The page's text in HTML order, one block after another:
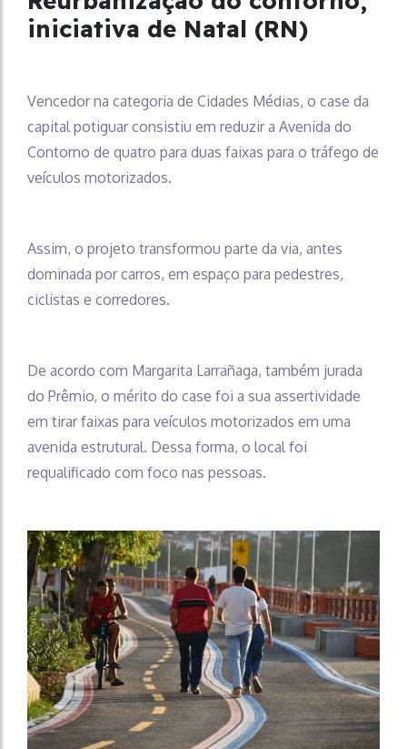
iniciativa de Natal (RN)
Vencedor na categoria de Cidades Médias, o case da
capital potiguar consistiu em reduzir a Avenida do
Contorno de quatro para duas faixas para o tráfego de
veículos motorizados.
Assim, o projeto transformou parte da via, antes
dominada por carros, em espaço para pedestres,
ciclistas e corredores.
De acordo com Margarita Larrañaga, também jurada
do Prêmio, o mérito do case foi a sua assertividade
em tirar faixas para veículos motorizados em uma
avenida estrutural. Dessa forma, o local foi
requalificado com foco nas pessoas.